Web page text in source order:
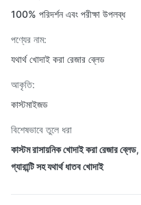
100% পরিদর্শন এবং পরীক্ষা উপলব্ধ
পণ্যের নাম:
যথার্থ খোদাই করা রেজার ব্লেড
আকৃতি:
কাস্টমাইজড
বিশেষভাবে তুলে ধরা
কাস্টম রাসায়নিক খোদাই করা রেজার ব্লেড,
গ্যারান্টি সহ যথার্থ ধাতব খোদাই